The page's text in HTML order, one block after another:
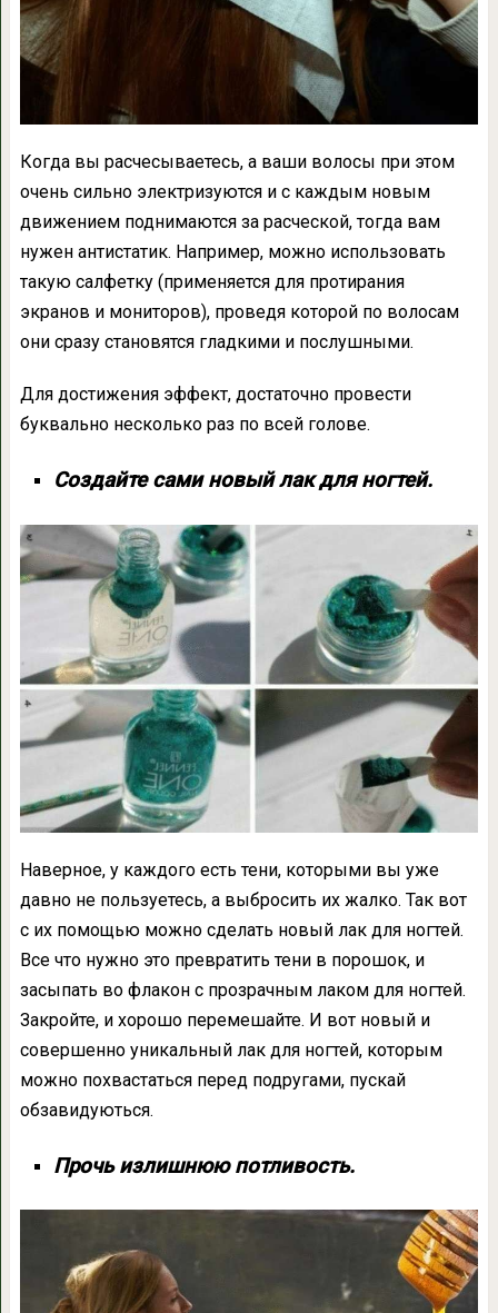
Когда вы расчесываетесь, а ваши волосы при этом
очень сильно электризуются и с каждым новым
движением поднимаются за расческой, тогда вам
нужен антистатик. Например, можно использовать
такую салфетку (применяется для протирания
экранов и мониторов), проведя которой по волосам
они сразу становятся гладкими и послушными.
Для достижения эффект, достаточно провести
буквально несколько раз по всей голове.
Создайте сами новый лак для ногтей.
Наверное, у каждого есть тени, которыми вы уже
давно не пользуетесь, а выбросить их жалко. Так вот
с их помощью можно сделать новый лак для ногтей.
Все что нужно это превратить тени в порошок, и
засыпать во флакон с прозрачным лаком для ногтей.
Закройте, и хорошо перемешайте. И вот новый и
совершенно уникальный лак для ногтей, которым
можно похвастаться перед подругами, пускай
обзавидуються.
Прочь излишнюю потливость.